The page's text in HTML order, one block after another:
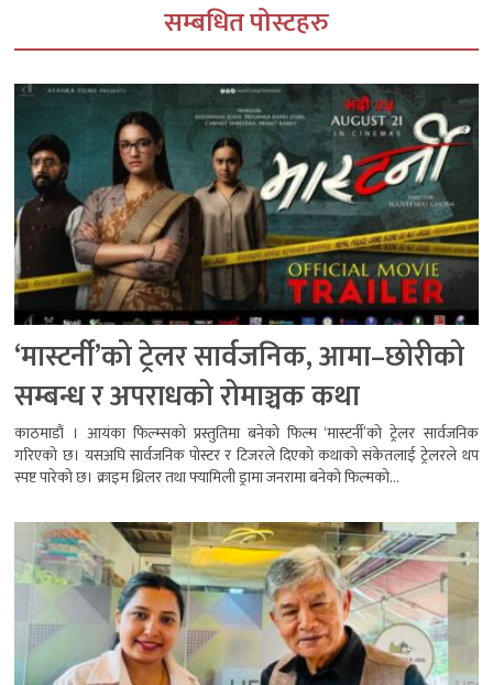
सम्बधित पोस्टहरु
‘मास्टर्नी’को ट्रेलर सार्वजनिक, आमा–छोरीको
सम्बन्ध र अपराधको रोमाञ्चक कथा
काठमाडौं । आयंका फिल्म्सको प्रस्तुतिमा बनेको फिल्म ‘मास्टर्नी’को ट्रेलर सार्वजनिक
गरिएको छ। यसअघि सार्वजनिक पोस्टर र टिजरले दिएको कथाको संकेतलाई ट्रेलरले थप
स्पष्ट पारेको छ। क्राइम थ्रिलर तथा फ्यामिली ड्रामा जनरामा बनेको फिल्मको...